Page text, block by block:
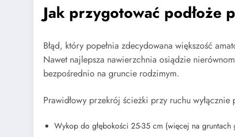
Jak przygotować podłoże
Błąd, który popełnia zdecydowana większość
Nawet najlepsza nawierzchnia osiądzie
bezpośrednio na gruncie rodzimym.
Prawidłowy przekrój ścieżki przy ruchu
Wykop do głębokości 25-35 cm (więcej na gruntach